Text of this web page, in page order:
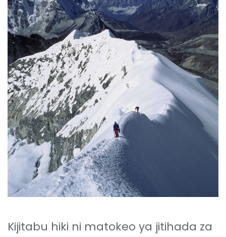
Kijitabu hiki ni matokeo ya jitihada za